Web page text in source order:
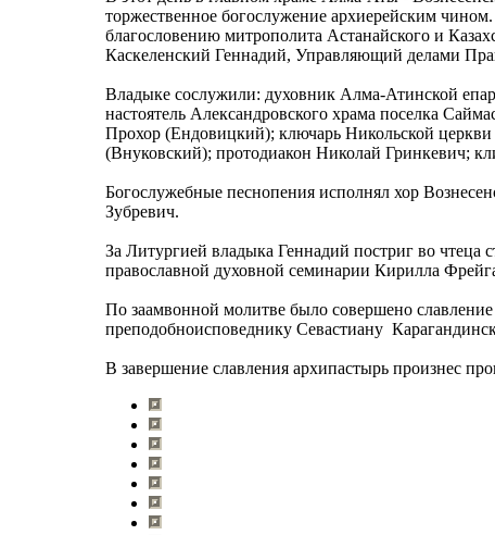
торжественное богослужение архиерейским
благословению митрополита Астанайского и
Каскеленский Геннадий, Управляющий делами
Владыке сослужили: духовник Алма-Атинской
настоятель Александровского храма поселка
Прохор (Ендовицкий); ключарь Никольской
(Внуковский); протодиакон Николай Гринкевич;
Богослужебные песнопения исполнял хор
Зубревич.
За Литургией владыка Геннадий постриг во чтеца
православной духовной семинарии Кирилла
По заамвонной молитве было совершено
преподобноисповеднику Севастиану
В завершение славления архипастырь произнес